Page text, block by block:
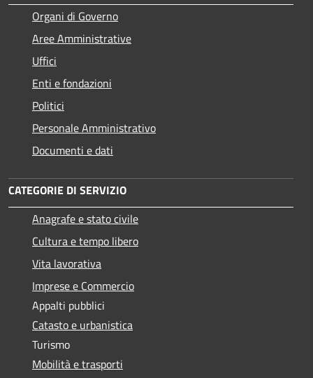
Organi di Governo
Aree Amministrative
Uffici
Enti e fondazioni
Politici
Personale Amministrativo
Documenti e dati
CATEGORIE DI SERVIZIO
Anagrafe e stato civile
Cultura e tempo libero
Vita lavorativa
Imprese e Commercio
Appalti pubblici
Catasto e urbanistica
Turismo
Mobilità e trasporti